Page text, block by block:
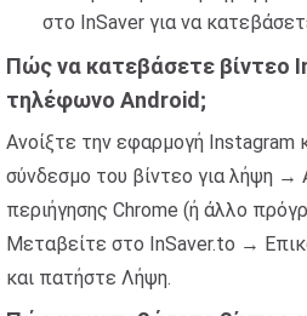
στο InSaver για να
Πώς να κατεβάσετε βίντεο
τηλέφωνο Android;
Ανοίξτε την εφαρμογή Instagram
σύνδεσμο του βίντεο για λήψη →
περιήγησης Chrome (ή άλλο
Μεταβείτε στο InSaver.to →
και πατήστε Λήψη.